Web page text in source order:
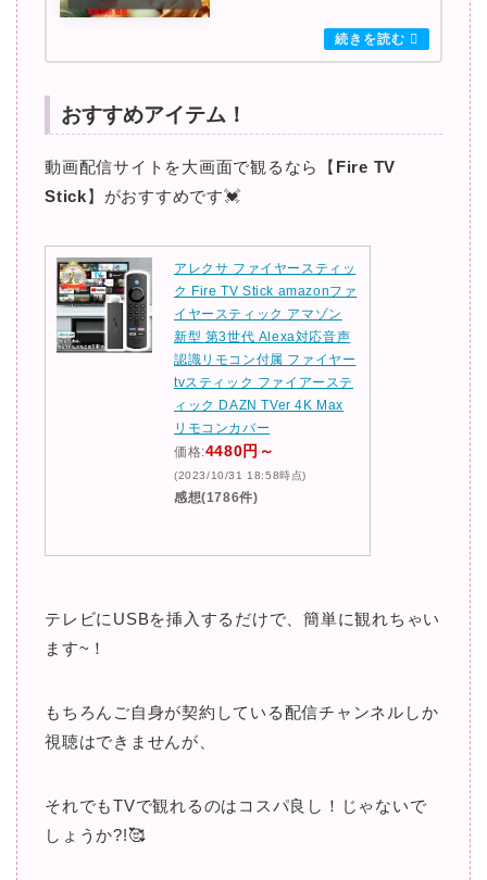
おすすめアイテム！
動画配信サイトを大画面で観るなら【 Fire TV
Stick】がおすすめです💓
アレクサ ファイヤースティッ
ク Fire TV Stick amazonファ
イヤースティック アマゾン
新型 第3世代 Alexa対応音声
認識リモコン付属 ファイヤー
tvスティック ファイアーステ
ィック DAZN TVer 4K Max
リモコンカバー
価格:4480円～
(2023/10/31 18:58時点)
感想(1786件)
テレビにUSBを挿入するだけで、簡単に観れちゃい
ます~！
もちろんご自身が契約している配信チャンネルしか
視聴はできませんが、
それでもTVで観れるのはコスパ良し！じゃないで
しょうか?!🥰